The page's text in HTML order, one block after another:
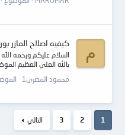
م
كيفيه اصلاح المازر
السلام عليكم ورحمه
بالله العلي العظيم
محمود المصرى1
1
2
3 التالي